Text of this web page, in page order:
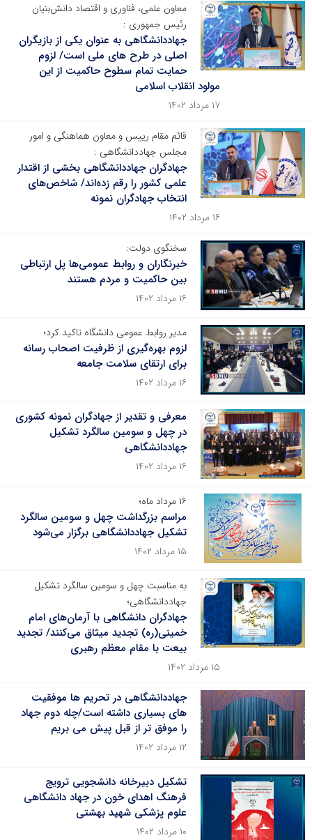
معاون علمی، فناوری و اقتصاد دانش‌بنیان
رئیس جمهوری :
جهاددانشگاهی به عنوان یکی از بازیگران
اصلی در طرح های ملی است/ لزوم
حمایت تمام سطوح حاکمیت از این
مولود انقلاب اسلامی
۱۷ مرداد ۱۴۰۲
قائم مقام رییس و معاون هماهنگی و امور
مجلس جهاددانشگاهی :
جهادگران جهاددانشگاهی بخشی از اقتدار
علمی کشور را رقم زده‌اند/ شاخص‌های
انتخاب جهادگران نمونه
۱۶ مرداد ۱۴۰۲
سخنگوی دولت:
خبرنگاران و روابط عمومی‌ها پل ارتباطی
بین حاکمیت و مردم هستند
۱۶ مرداد ۱۴۰۲
مدیر روابط عمومی دانشگاه تاکید کرد؛
لزوم بهره‌گیری از ظرفیت‌ اصحاب رسانه
برای ارتقای سلامت جامعه
۱۶ مرداد ۱۴۰۲
معرفی و تقدیر از جهادگران نمونه کشوری
در چهل و سومین سالگرد تشکیل
جهاددانشگاهی
۱۶ مرداد ۱۴۰۲
۱۶ مرداد ماه؛
مراسم بزرگداشت چهل و سومین سالگرد
تشکیل جهاددانشگاهی برگزار می‌شود
۱۵ مرداد ۱۴۰۲
به مناسبت چهل و سومین سالگرد تشکیل
جهاددانشگاهی؛
جهادگران دانشگاهی با آرمان‌های امام
خمینی(ره) تجدید میثاق می‌کنند/ تجدید
بیعت با مقام معظم رهبری
۱۵ مرداد ۱۴۰۲
جهاددانشگاهی در تحریم ها موفقیت
های بسیاری داشته است/چله دوم جهاد
را موفق تر از قبل پیش می بریم
۱۲ مرداد ۱۴۰۲
تشکیل دبیرخانه دانشجویی ترویج
فرهنگ اهدای خون در جهاد دانشگاهی
علوم پزشکی شهید بهشتی
۱۰ مرداد ۱۴۰۲